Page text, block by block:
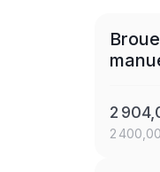
2
2